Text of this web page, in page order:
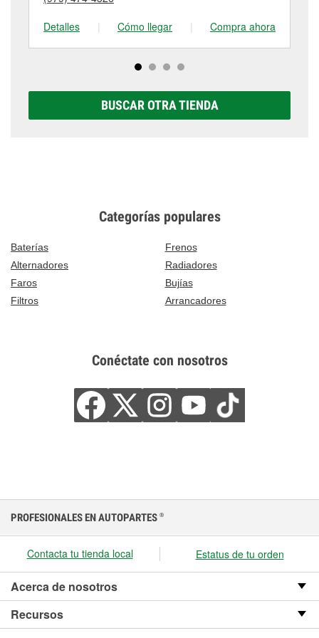
visítanos en 620 W Brazos Ave, West Columbia, TX.
tienda #406 para obtener más información.
Detalles
| Cómo llegar | Compra ahora
BUSCAR OTRA TIENDA
Categorías populares
Baterías
Frenos
Alternadores
Radiadores
Faros
Bujías
Filtros
Arrancadores
Conéctate con nosotros
PROFESIONALES EN AUTOPARTES ®
Contacta tu tienda local Estatus de tu orden
Acerca de nosotros
Recursos